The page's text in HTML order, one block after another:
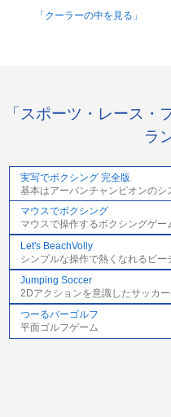
「クーラーの中を見る」
「スポーツ・レース・
ラ
実写でボクシング 完全版
基本はアーバンチャンピオンのシ
マウスでボクシング
マウスで操作するボクシングゲー
Let's BeachVolly
シンプルな操作で熱くなれるビ
Jumping Soccer
2Dアクションを意識したサッカ
つーるバーゴルフ
平面ゴルフゲーム